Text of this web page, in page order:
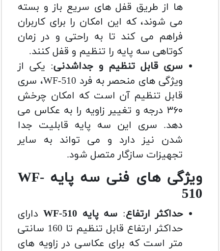
ها از طریق قفل های سریع باز و بسته
می شوند، که این امکان را برای کاربران
فراهم می کند تا به راحتی و در زمان
کوتاهی سه پایه را تنظیم و قفل کنند.
سری قابل تنظیم و جداشدنی: یکی از
ویژگی های منحصر به فرد WF-510، سری
قابل تنظیم آن است که امکان چرخش
۳۶۰ درجه و تغییر زاویه را به عکاس می
دهد. سری این سه پایه قابلیت جدا
شدن نیز دارد و می تواند به سایر
تجهیزات سازگار متصل شود.
ویژگی های فنی سه پایه WF-
510
حداکثر ارتفاع: سه پایه WF-510
دارای
حداکثر ارتفاع قابل تنظیم تا 160 سانتی
متر است که برای عکاسی در زاویه های